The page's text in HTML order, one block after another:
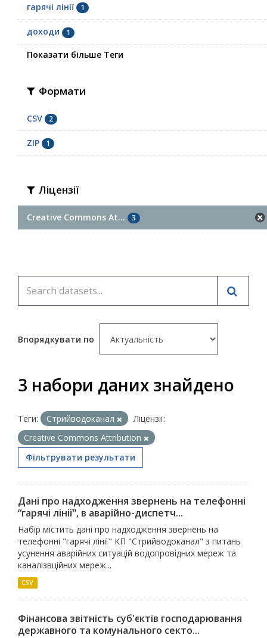
гарячі лінії 1
доходи 1
Показати більше Теги
Формати
CSV 2
ZIP 1
Ліцензії
Creative Commons At... 3
Впорядкувати по
3 набори даних знайдено
Теги: Стрийводоканал
Ліцензії:
Creative Commons Attribution
Фільтрувати результати
Дані про надходження звернень на телефонні
“гарячі лінії”, в аварійно-диспетч...
Набір містить дані про надходження звернень на
телефонні "гарячі лінії" КП "Стрийводоканал" з питань
усунення аварійних ситуацій водопровідних мереж та
каналізвційних мереж...
CSV
Фінансова звітність суб'єктів господарювання
державного та комунального секто...